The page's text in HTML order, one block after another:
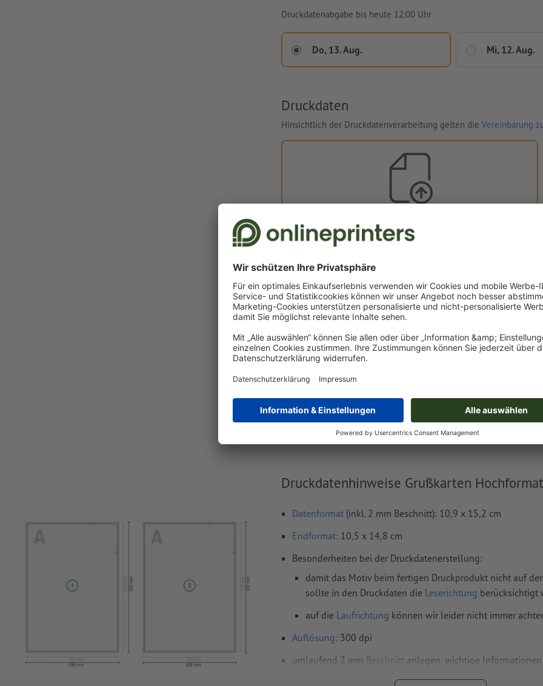
Druckdatenabgabe bis heute 12:00 Uhr
Do, 13. Aug. Mi, 12. Aug.
Druckdaten
Hinsichtlich der Druckdatenverarbeitung gelten die Vereinbarung
Eigene Druckdaten
Jetzt hochladen
Lieferung ca.:
Do, 13. Aug.
Gewicht: ca.46,6 g
Druckdatenhinweise Grußkarten
Datenformat (inkl. 2 mm Beschnitt): 10,9 x 15,2 cm
Endformat: 10,5 x 14,8 cm
Besonderheiten bei der Druckdatenerstellung:
damit das Motiv beim fertigen Druckprodukt nicht auf
sollte in den Druckdaten die Leserichtung berücksichtigt
auf die Laufrichtung können wir leider nicht immer
Auflösung: 300 dpi
umlaufend 2 mm Beschnitt anlegen, wichtige